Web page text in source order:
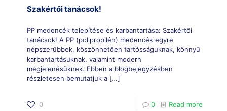
Szakértői tanácsok!
PP medencék telepítése és karbantartása: Szakértői
tanácsok! A PP (polipropilén) medencék egyre
népszerűbbek, köszönhetően tartósságuknak, könnyű
karbantartásuknak, valamint modern
megjelenésüknek. Ebben a blogbejegyzésben
részletesen bemutatjuk a […]
0 0 Read more